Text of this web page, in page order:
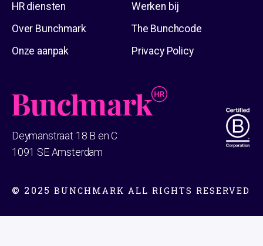
Deymanstraat 18 B en C
1091 SE Amsterdam
© 2025 BUNCHMARK ALL RIGHTS RESERVED
HR diensten
Over Bunchmark
Onze aanpak
Werken bij
The Bunchcode
Privacy Policy